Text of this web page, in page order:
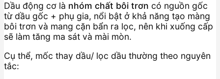
Dầu động cơ là nhóm chất bôi trơn có nguồn gốc
từ dầu gốc + phụ gia, nổi bật ở khả năng tạo màng
bôi trơn và mang cặn bẩn ra lọc, nên khi xuống cấp
sẽ làm tăng ma sát và mài mòn.
Cụ thể, mốc thay dầu/ lọc dầu thường theo nguyên
tắc: